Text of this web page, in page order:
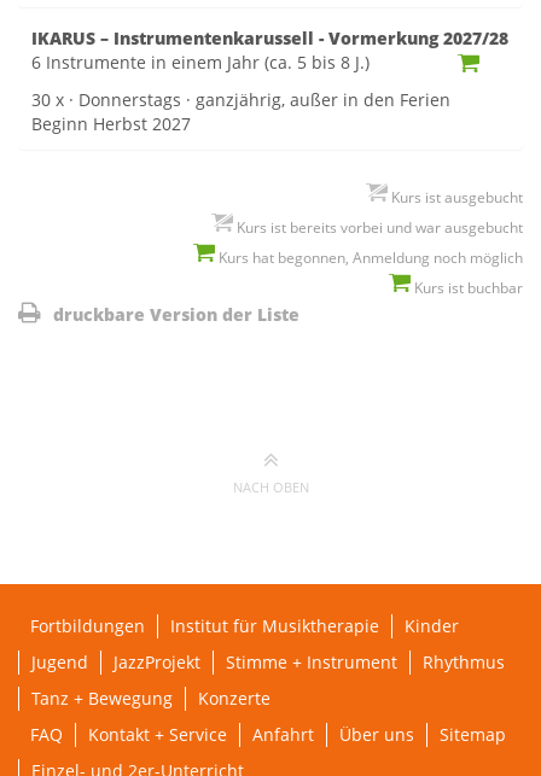
IKARUS – Instrumentenkarussell - Vormerkung 2027/28
6 Instrumente in einem Jahr (ca. 5 bis 8 J.)
30 x · Donnerstags · ganzjährig, außer in den Ferien
Beginn Herbst 2027
Kurs ist ausgebucht
Kurs ist bereits vorbei und war ausgebucht
Kurs hat begonnen, Anmeldung noch möglich
Kurs ist buchbar
druckbare Version der Liste
NACH OBEN
Fortbildungen Institut für Musiktherapie
Kinder
Jugend
JazzProjekt Stimme + Instrument
Rhythmus
Tanz + Bewegung
Konzerte
FAQ
Kontakt + Service Anfahrt Über uns
Sitemap
Einzel- und 2er-Unterricht